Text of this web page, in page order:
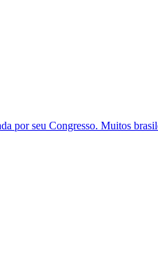
por seu Congresso. Muitos